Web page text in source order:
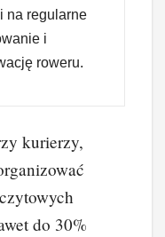
na regularne
i
roweru.
kurierzy,
do 30%